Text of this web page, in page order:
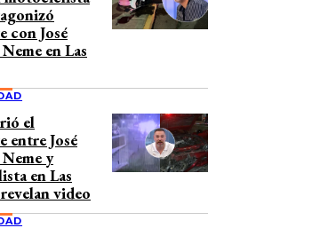
con José
en Las
el
entre José
y
en Las
video